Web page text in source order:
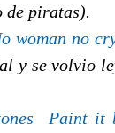
de piratas).
woman no
y se volvio
 Paint it